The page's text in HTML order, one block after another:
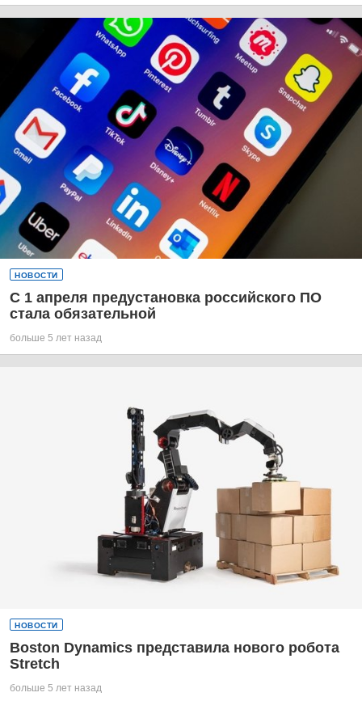
НОВОСТИ
С 1 апреля предустановка российского ПО
стала обязательной
больше 5 лет назад
НОВОСТИ
Boston Dynamics представила нового робота
Stretch
больше 5 лет назад